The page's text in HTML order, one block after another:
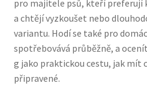
Vodítka a obojky
Wolf of Wilderness
pro majitele psů, kteří preferují
a chtějí vyzkoušet nebo
variantu. Hodí se také pro
spotřebovává průběžně, a
g jako praktickou cestu, jak mít
připravené.